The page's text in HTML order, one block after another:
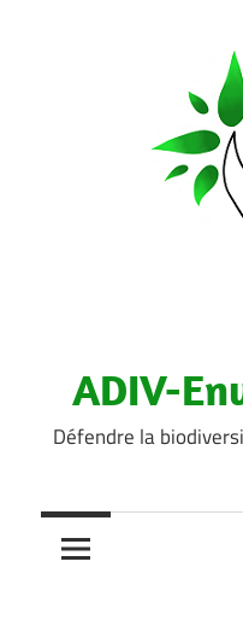
ADIV-
Défendre la